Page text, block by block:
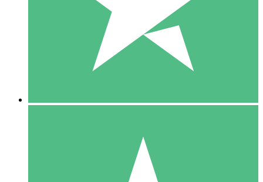
1 Téléchargement
10 00
10 Téléchargements
20 00